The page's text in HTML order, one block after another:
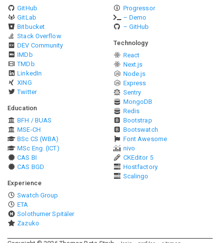
GitHub
GitLab
Bitbucket
Stack Overflow
DEV Community
IMDb
TMDb
LinkedIn
XING
Twitter
Education
BFH / BUAS
MSE-CH
BSc CS (WBA)
MSc Eng. (ICT)
CAS BI
CAS BGD
Experience
Swatch Group
ETA
Solothurner Spitäler
Zazuko
Progressor
– Demo
– GitHub
Technology
React
Next.js
Node.js
Express
Sentry
MongoDB
Redis
Bootstrap
Bootswatch
Font Awesome
nivo
CKEditor 5
Hostfactory
Scalingo